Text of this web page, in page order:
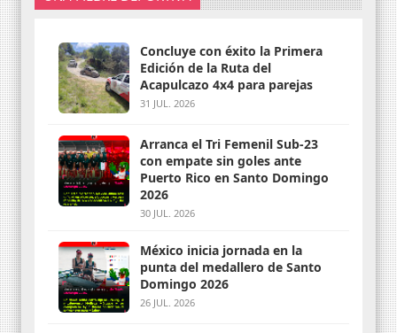
Concluye con éxito la Primera
Edición de la Ruta del
Acapulcazo 4x4 para parejas
31 JUL. 2026
Arranca el Tri Femenil Sub-23
con empate sin goles ante
Puerto Rico en Santo Domingo
2026
30 JUL. 2026
México inicia jornada en la
punta del medallero de Santo
Domingo 2026
26 JUL. 2026